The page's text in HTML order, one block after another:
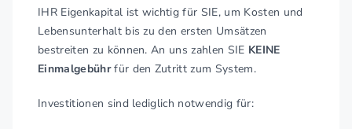
IHR Eigenkapital ist wichtig für SIE, um Kosten und
Lebensunterhalt bis zu den ersten Umsätzen
bestreiten zu können. An uns zahlen SIE KEINE
Einmalgebührfür den Zutritt zum System.
Investitionen sind lediglich notwendig für: